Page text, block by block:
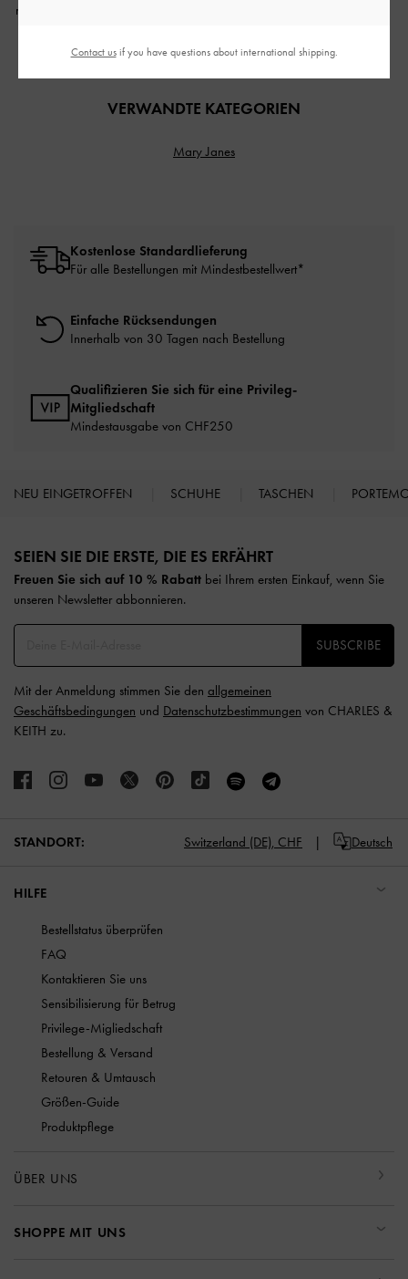
mehreren Fächern
VERWANDTE KATEGORIEN
Mary Janes
Kostenlose Standardlieferung
Für alle Bestellungen mit Mindestbestellwert*
Einfache Rücksendungen
Innerhalb von 30 Tagen nach Bestellung
Qualifizieren Sie sich für eine Privileg-
Mitgliedschaft
Mindestausgabe von CHF250
NEU EINGETROFFEN SCHUHE TASCHEN
SEIEN SIE DIE ERSTE, DIE ES ERFÄHRT​
Freuen Sie sich auf 10 % Rabatt bei Ihrem ersten Einkauf, wenn Sie
unseren Newsletter abbonnieren.​
SUBSCRIBE
Mit der Anmeldung stimmen Sie den allgemeinen
Geschäftsbedingungen und Datenschutzbestimmungen von CHARLES &
KEITH zu.
STANDORT: Switzerland (DE), CHF Deutsch
HILFE
Bestellstatus überprüfen
FAQ
Kontaktieren Sie uns
Sensibilisierung für Betrug
Privilege-Migliedschaft
Bestellung & Versand
Retouren & Umtausch
Größen-Guide
Produktpflege
ÜBER UNS
SHOPPE MIT UNS
Contact usif you have questions about international shipping.